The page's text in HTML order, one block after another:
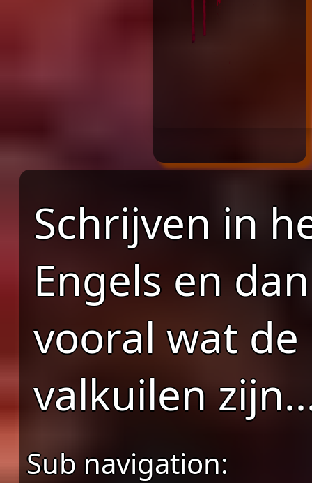
Schrijven in
Engels en dan
vooral wat de
valkuilen
Sub navigation: